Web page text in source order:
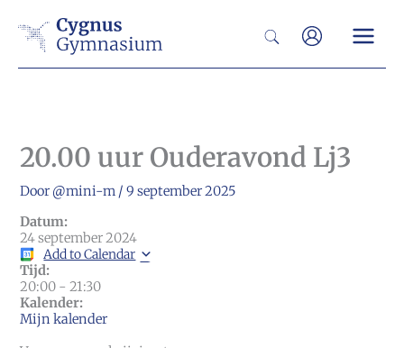
naar
Zoeken
20.00 uur Ouderavond Lj3
Door @mini-m /9 september 2025
Datum:
24 september 2024
Add to Calendar
Tijd:
20:00 -21:30
Kalender:
Mijn kalender